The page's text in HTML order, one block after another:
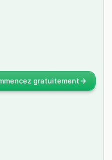
gratuitement